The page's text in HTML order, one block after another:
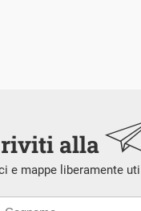
alla
e mappe liberamente